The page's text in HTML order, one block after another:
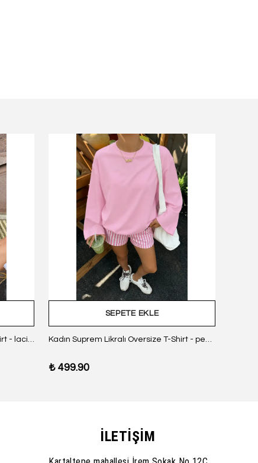
Kadın Suprem Likralı Oversize T-Shirt - lacivert
SEPETE EKLE
Kadın Suprem Likralı Oversize T-Shirt - pembe
₺ 499.90
İLETİŞİM